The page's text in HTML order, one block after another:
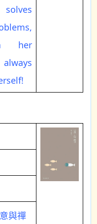
her
與禪